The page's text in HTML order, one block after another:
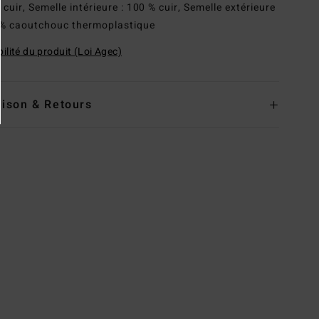
cuir, Semelle intérieure : 100 % cuir, Semelle extérieure
% caoutchouc thermoplastique
du produit (Loi Agec)
& Retours